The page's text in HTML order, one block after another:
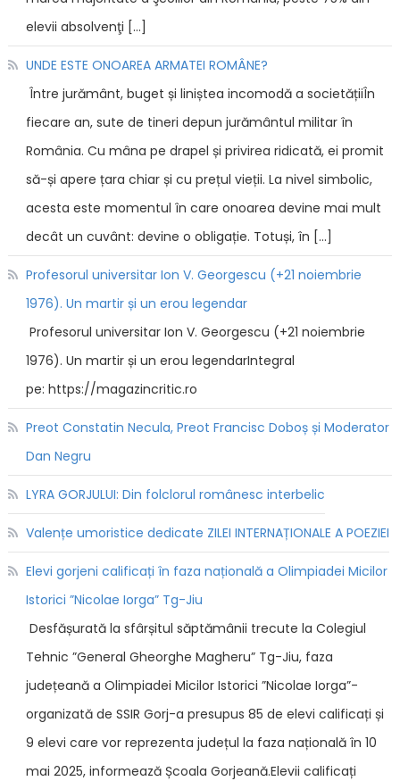
elevii absolvenţi […]
UNDE ESTE ONOAREA ARMATEI ROMÂNE?
Între jurământ, buget și liniștea incomodă a societățiiÎn
fiecare an, sute de tineri depun jurământul militar în
România. Cu mâna pe drapel și privirea ridicată, ei promit
să-și apere țara chiar și cu prețul vieții. La nivel simbolic,
acesta este momentul în care onoarea devine mai mult
decât un cuvânt: devine o obligație. Totuși, în […]
Profesorul universitar Ion V. Georgescu (+21 noiembrie
1976). Un martir și un erou legendar
Profesorul universitar Ion V. Georgescu (+21 noiembrie
1976). Un martir și un erou legendarIntegral
pe: https://magazincritic.ro
Preot Constatin Necula, Preot Francisc Doboș și Moderator
Dan Negru
LYRA GORJULUI: Din folclorul românesc interbelic
Valențe umoristice dedicate ZILEI INTERNAȚIONALE A POEZIEI
Elevi gorjeni calificați în faza națională a Olimpiadei Micilor
Istorici ”Nicolae Iorga” Tg-Jiu
Desfășurată la sfârșitul săptămânii trecute la Colegiul
Tehnic ”General Gheorghe Magheru” Tg-Jiu, faza
județeană a Olimpiadei Micilor Istorici ”Nicolae Iorga”-
organizată de SSIR Gorj-a presupus 85 de elevi calificați și
9 elevi care vor reprezenta județul la faza națională în 10
mai 2025, informează Școala Gorjeană.Elevii calificați